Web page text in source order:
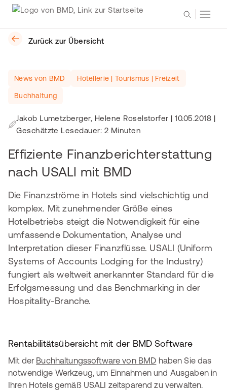
Zurück zur Übersicht
News von BMD Hotellerie | Tourismus | Freizeit
Buchhaltung
Jakob Lumetzberger, Helene Roselstorfer |10.05.2018 |
Geschätzte Lesedauer: 2 Minuten
Effiziente Finanzberichterstattung
nach USALI mit BMD
Die Finanzströme in Hotels sind vielschichtig und
komplex. Mit zunehmender Größe eines
Hotelbetriebs steigt die Notwendigkeit für eine
umfassende Dokumentation, Analyse und
Interpretation dieser Finanzflüsse. USALI (Uniform
Systems of Accounts Lodging for the Industry)
fungiert als weltweit anerkannter Standard für die
Erfolgsmessung und das Benchmarking in der
Hospitality-Branche.
Rentabilitätsübersicht mit der BMD Software
Mit der Buchhaltungssoftware von BMD haben Sie das
notwendige Werkzeug, um Einnahmen und Ausgaben in
Ihren Hotels gemäß USALI zeitsparend zu verwalten.